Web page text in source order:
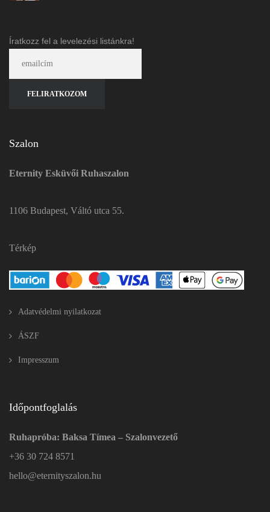
Íratkozz fel a levelezési listánkra!
Szalon
Eternity Esküvői Ruhaszalon
1106 Budapest, Váltó utca 55.
Térkép
Adatvédelmi nyilatkozat
ÁSZF
Impresszum
Időpontfoglalás
Ruhapróba: Baksa Tímea – Szalonvezető
+36 30 724 8571
hello@eternityszalon.hu